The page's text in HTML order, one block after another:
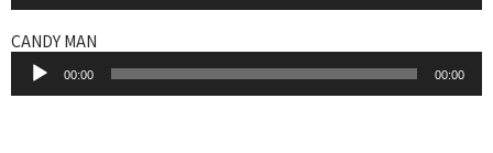
Webのみ no.3
Webのみ no.4
プ
レ
ー
ー
CANDY MAN
プ
00:00 00:00